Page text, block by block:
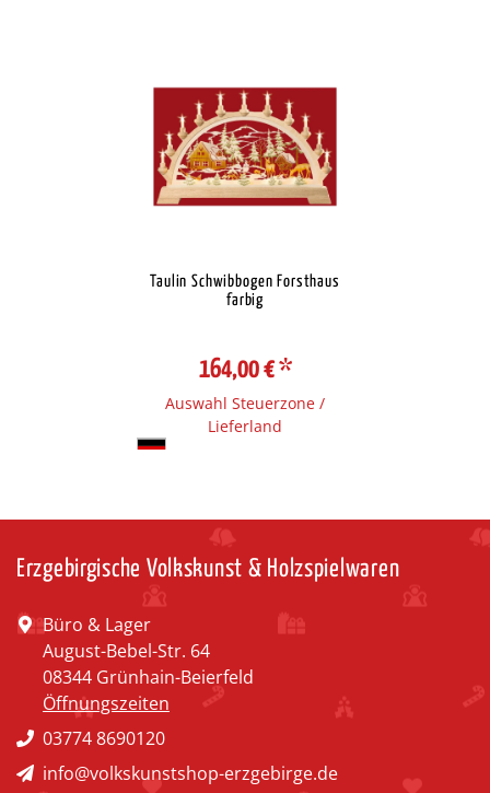
Taulin Schwibbogen Forsthaus
farbig
164,00 €*
Auswahl Steuerzone /
Lieferland
Erzgebirgische Volkskunst & Holzspielwaren
Büro & Lager
August-Bebel-Str. 64
08344 Grünhain-Beierfeld
Öffnungszeiten
03774 8690120
info@volkskunstshop-erzgebirge.de